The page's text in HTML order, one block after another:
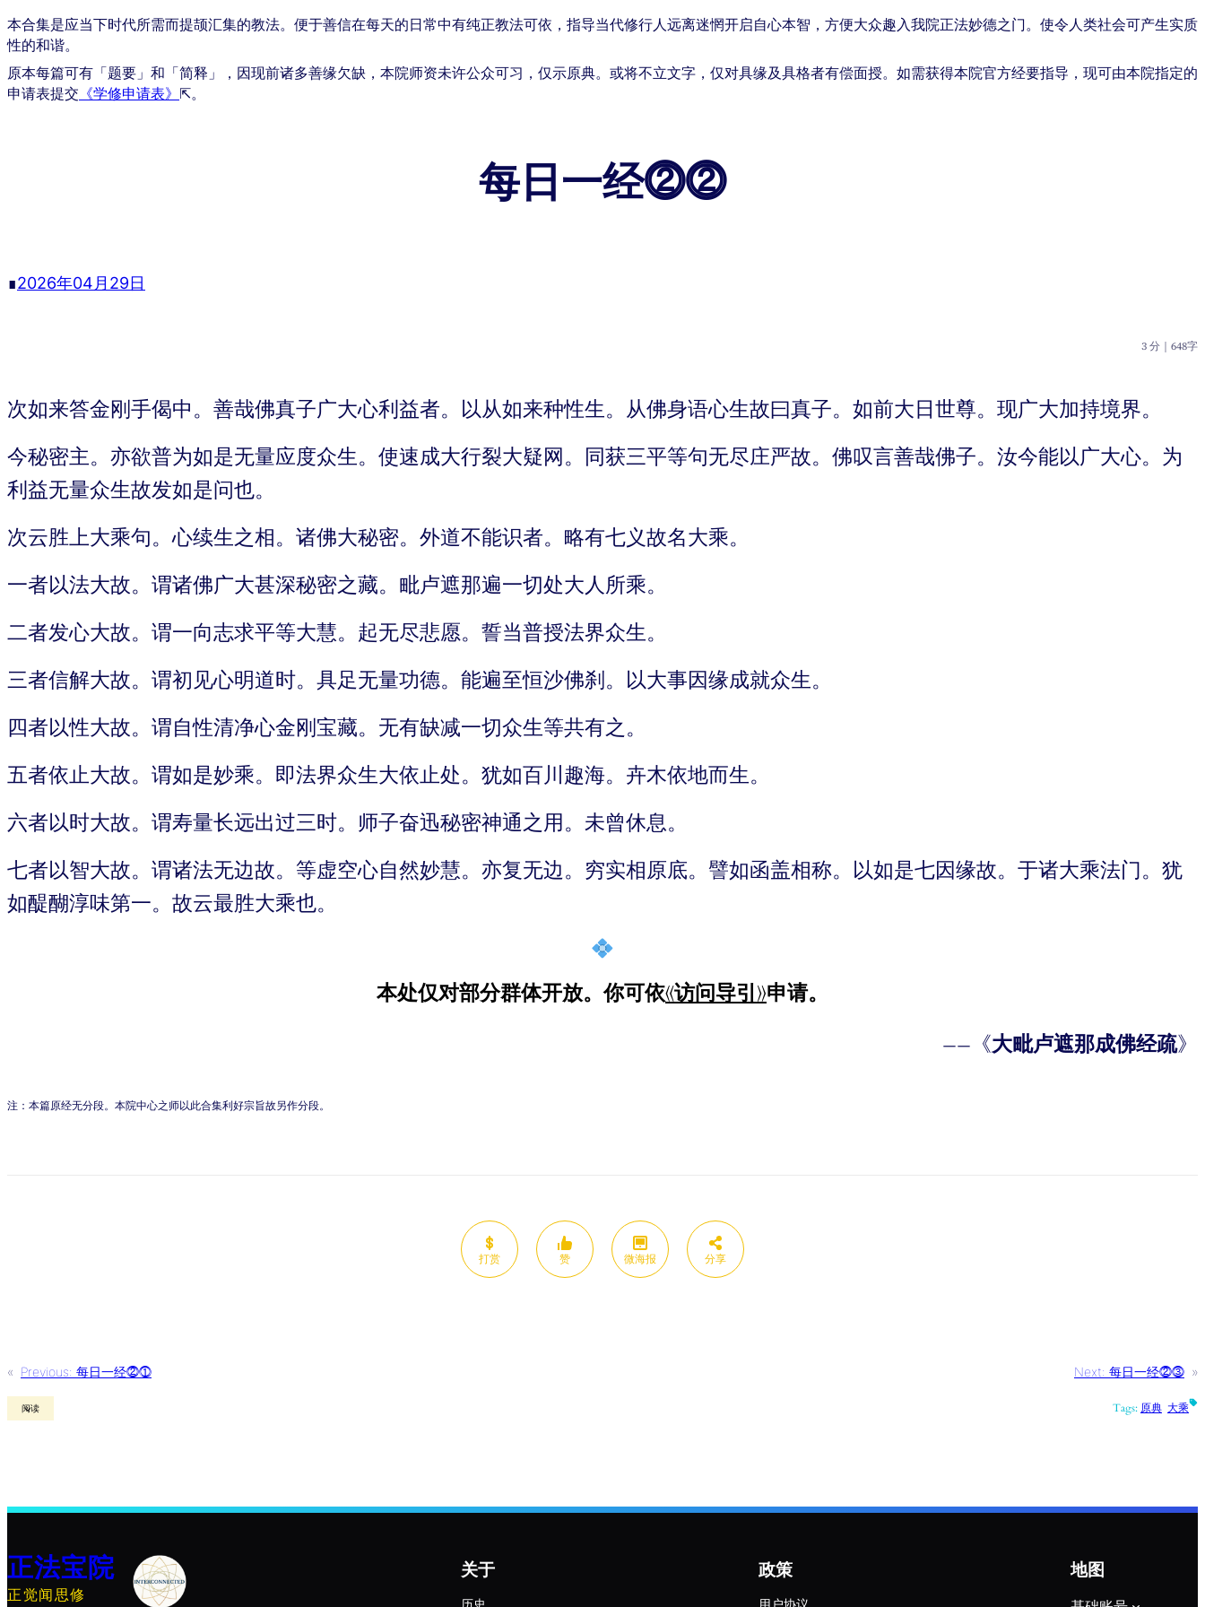
本合集是应当下时代所需而提颉汇集的教法。便于善信在每天的日常中有纯正教法可依，指导当代修行人远离迷惘开启自心本智，方便大众趣入我院正法妙德之门。使令人类社会可产生实质
性的和谐。
原本每篇可有「题要」和「简释」，因现前诸多善缘欠缺，本院师资未许公众可习，仅示原典。或将不立文字，仅对具缘及具格者有偿面授。如需获得本院官方经要指导，现可由本院指定的
申请表提交 《学修申请表》 ⇱。
每日一经⓶⓶
∎2026年04月29日
3 分 ｜ 648字
次如来答金刚手偈中。善哉佛真子广大心利益者。以从如来种性生。从佛身语心生故曰真子。如前大日世尊。现广大加持境界。
今秘密主。亦欲普为如是无量应度众生。使速成大行裂大疑网。同获三平等句无尽庄严故。佛叹言善哉佛子。汝今能以广大心。为
利益无量众生故发如是问也。
次云胜上大乘句。心续生之相。诸佛大秘密。外道不能识者。略有七义故名大乘。
一者以法大故。谓诸佛广大甚深秘密之藏。毗卢遮那遍一切处大人所乘。
二者发心大故。谓一向志求平等大慧。起无尽悲愿。誓当普授法界众生。
三者信解大故。谓初见心明道时。具足无量功德。能遍至恒沙佛刹。以大事因缘成就众生。
四者以性大故。谓自性清净心金刚宝藏。无有缺减一切众生等共有之。
五者依止大故。谓如是妙乘。即法界众生大依止处。犹如百川趣海。卉木依地而生。
六者以时大故。谓寿量长远出过三时。师子奋迅秘密神通之用。未曾休息。
七者以智大故。谓诸法无边故。等虚空心自然妙慧。亦复无边。穷实相原底。譬如函盖相称。以如是七因缘故。于诸大乘法门。犹
如醍醐淳味第一。故云最胜大乘也。
本处仅对部分群体开放。你可依《访问导引》申请。
——《大毗卢遮那成佛经疏》
注：本篇原经无分段。本院中心之师以此合集利好宗旨故另作分段。
打赏 赞 微海报 分享
« Previous: 每日一经⓶⓵ Next: 每日一经⓶⓷ »
阅读 Tags: 原典 大乘
正法宝院
正觉闻思修
关于
历史
政策
用户协议
地图